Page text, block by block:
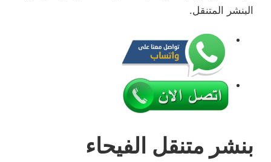
البنشر المتنقل.
بنشر متنقل الفيحاء